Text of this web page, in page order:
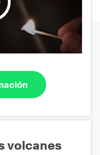
volcanes